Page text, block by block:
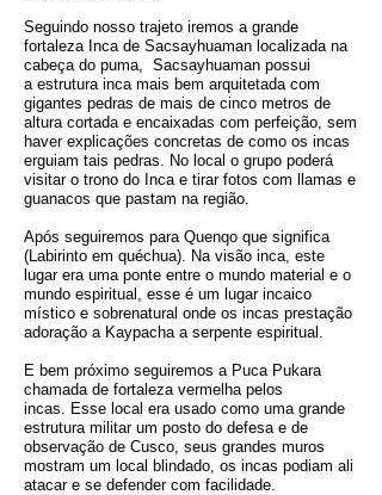
Seguindo nosso trajeto iremos a grande
fortaleza Inca de Sacsayhuaman localizada na
cabeça do puma, Sacsayhuaman possui
a estrutura inca mais bem arquitetada com
gigantes pedras de mais de cinco metros de
altura cortada e encaixadas com perfeição, sem
haver explicações concretas de como os incas
erguiam tais pedras. No local o grupo poderá
visitar o trono do Inca e tirar fotos com llamas e
guanacos que pastam na região.
Após seguiremos para Quenqo que significa
(Labirinto em quéchua). Na visão inca, este
lugar era uma ponte entre o mundo material e o
mundo espiritual, esse é um lugar incaico
místico e sobrenatural onde os incas prestação
adoração a Kaypacha a serpente espiritual.
E bem próximo seguiremos a Puca Pukara
chamada de fortaleza vermelha pelos
incas. Esse local era usado como uma grande
estrutura militar um posto do defesa e de
observação de Cusco, seus grandes muros
mostram um local blindado, os incas podiam ali
atacar e se defender com facilidade.